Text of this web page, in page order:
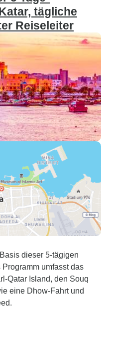
tägliche
Reiseleiter
dieser 5-tägigen
umfasst das
Qatar Island, den Souq
eine Dhow-Fahrt und